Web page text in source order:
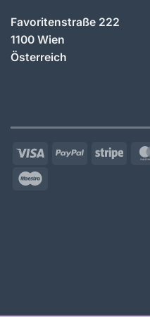
Favoritenstraße 222
1100 Wien
Österreich
Visa PayPal Stripe